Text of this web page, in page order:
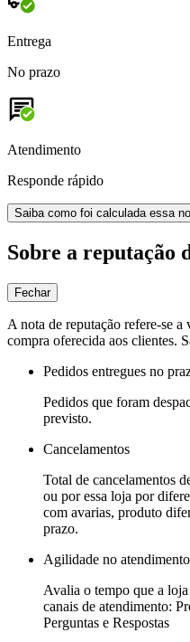
Entrega
No prazo
Atendimento
Responde rápido
Saiba como foi calculada essa
Sobre a reputação
Fechar
A nota de reputação refere-se
compra oferecida aos clientes.
Pedidos entregues no
Pedidos que foram
previsto.
Cancelamentos
Total de cancelamentos
ou por essa loja por
com avarias, produto
prazo.
Agilidade no atendimento
Avalia o tempo que a
canais de atendimento:
Perguntas e Respostas